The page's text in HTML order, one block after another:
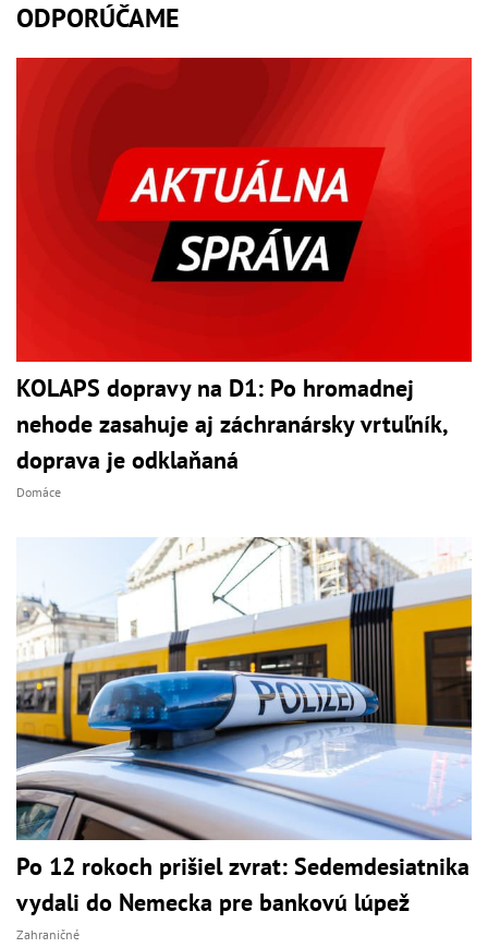
ODPORÚČAME
KOLAPS dopravy na D1: Po hromadnej
nehode zasahuje aj záchranársky vrtuľník,
doprava je odklaňaná
Domáce
Po 12 rokoch prišiel zvrat: Sedemdesiatnika
vydali do Nemecka pre bankovú lúpež
Zahraničné